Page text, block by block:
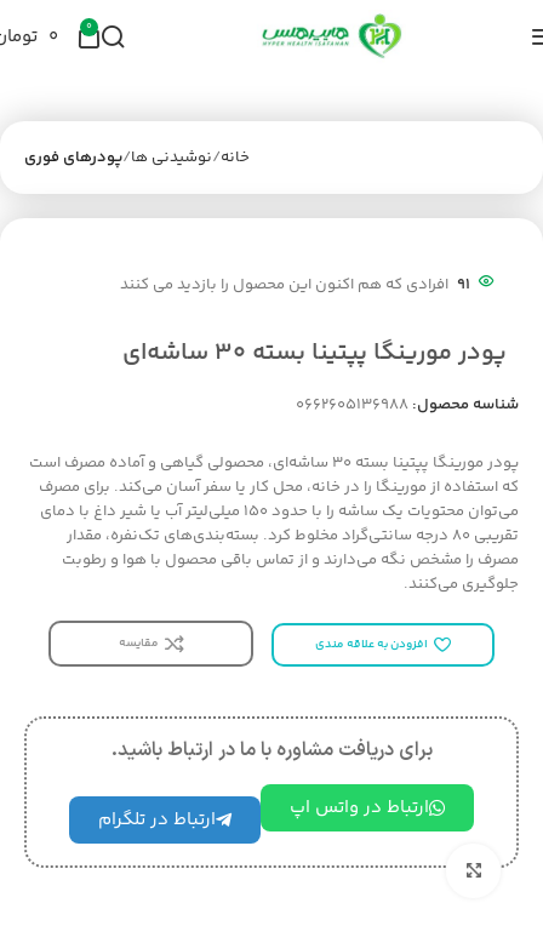
0 ۰
خانه نوشیدنی ها پودرهای فوری
91 افرادی که هم اکنون این محصول را بازدید می کنند
پودر مورینگا پپتینا بسته ۳۰ ساشه‌ای
شناسه محصول: 0662605136988
پودر مورینگا پپتینا بسته ۳۰ ساشه‌ای، محصولی گیاهی و آماده مصرف است
که استفاده از مورینگا را در خانه، محل کار یا سفر آسان می‌کند. برای مصرف
می‌توان محتویات یک ساشه را با حدود ۱۵۰ میلی‌لیتر آب یا شیر داغ با دمای
تقریبی ۸۰ درجه سانتی‌گراد مخلوط کرد. بسته‌بندی‌های تک‌نفره، مقدار
مصرف را مشخص نگه می‌دارند و از تماس باقی محصول با هوا و رطوبت
جلوگیری می‌کنند.
افزودن به علاقه مندی مقایسه
برای دریافت مشاوره با ما در ارتباط باشید.
ارتباط در واتس اپ ارتباط در تلگرام
بزرگنمایی تصویر